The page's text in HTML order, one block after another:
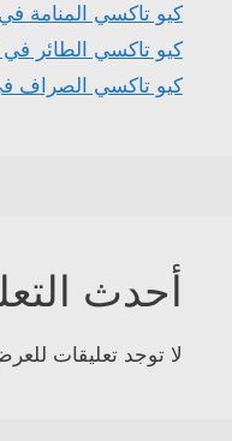
كيو تاكسي المنامة
كيو تاكسي الطائر
كيو تاكسي الصراف
أحدث
لا توجد تعليقات